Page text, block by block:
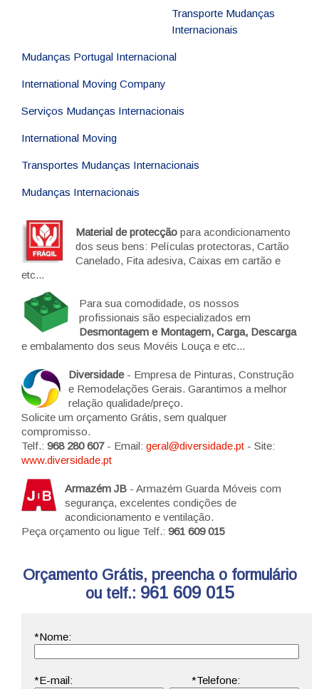
Transporte Mudanças
Internacionais
Mudanças Portugal Internacional
International Moving Company
Serviços Mudanças Internacionais
International Moving
Transportes Mudanças Internacionais
Mudanças Internacionais
Material de protecção para acondicionamento
dos seus bens: Películas protectoras, Cartão
Canelado, Fita adesiva, Caixas em cartão e
etc...
Para sua comodidade, os nossos
profissionais são especializados em
Desmontagem e Montagem, Carga, Descarga
e embalamento dos seus Movéis Louça e etc...
Diversidade- Empresa de Pinturas, Construção
e Remodelações Gerais. Garantimos a melhor
relação qualidade/preço.
Solicite um orçamento Grátis, sem qualquer
compromisso.
Telf.: 968 280 607- Email: geral@diversidade.pt - Site:
www.diversidade.pt
Armazém JB - Armazém Guarda Móveis com
segurança, excelentes condições de
acondicionamento e ventilação.
Peça orçamento ou ligue Telf.: 961 609 015
Orçamento Grátis, preencha o formulário
ou telf.: 961 609 015